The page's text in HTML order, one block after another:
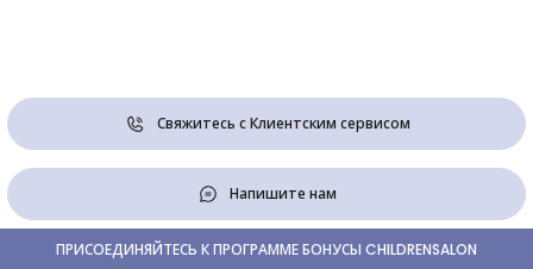
Свяжитесь с Клиентским сервисом
Напишите нам
ПРИСОЕДИНЯЙТЕСЬ К ПРОГРАММЕ БОНУСЫ CHILDRENSALON